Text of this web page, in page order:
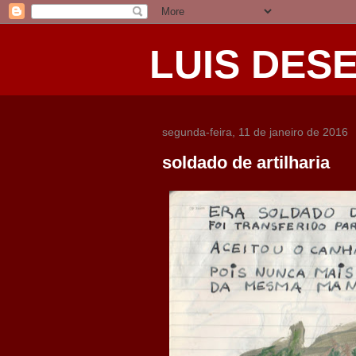
LUIS
segunda-feira, 11 de janeiro de 2016
soldado de artilharia